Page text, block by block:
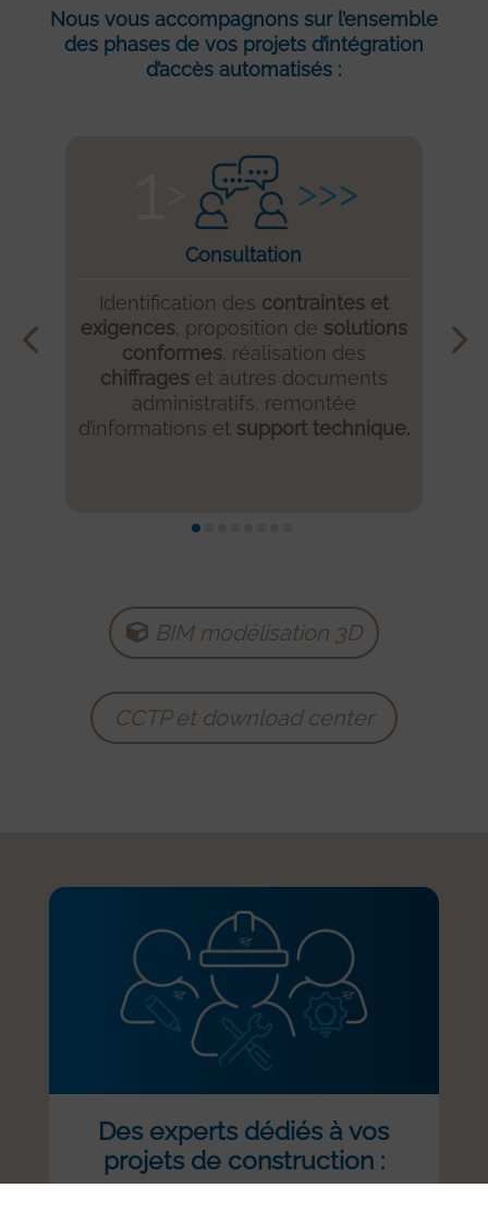
Nous vous accompagnons sur l’ensemble
des phases de vos projets d’intégration
d’accès automatisés :
> > >
Consultation
Identification des contraintes et
exigences, proposition de solutions
conformes, réalisation des
chiffrageset autres documents
administratifs, remontée
d’informations et support technique.
BIM modélisation 3D
CCTP et download center
Des experts dédiés à vos
projets de construction :